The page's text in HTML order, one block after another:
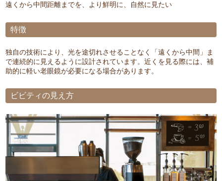
遠くから中間距離までを、より鮮明に、自然に見たい
特徴
独自の技術により、光を途切れさせることなく「遠くから中間」ま
で連続的に見えるように設計されています。近くを見る際には、補
助的に軽い老眼鏡が必要になる場合があります。
ビビティの見え方